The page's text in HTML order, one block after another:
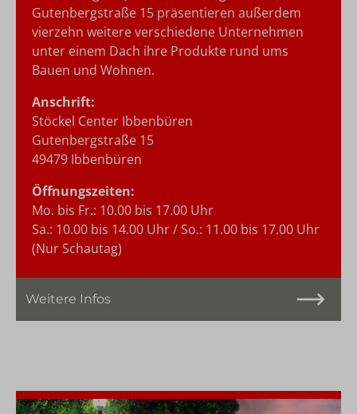
Gutenbergstraße 15 präsentieren außerdem
vierzehn weitere verschiedene Unternehmen
unter einem Dach ihre Produkte rund ums
Bauen und Wohnen.
Anschrift:
Stöckel Center Ibbenbüren
Gutenbergstraße 15
49479 Ibbenbüren
Öffnungszeiten:
Mo. bis Fr.: 10.00 bis 17.00 Uhr
Sa.: 10.00 bis 14.00 Uhr / So.: 11.00 bis 17.00 Uhr
(Nur Schautag)
Weitere Infos